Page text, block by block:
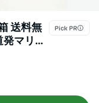
送料無
マリア
ちー 井